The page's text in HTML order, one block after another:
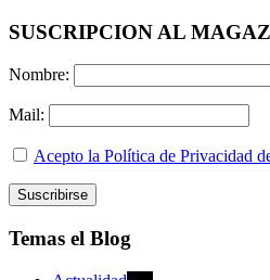
SUSCRIPCION AL
Nombre:
Mail:
Acepto la Política de Privacidad
Temas el Blog